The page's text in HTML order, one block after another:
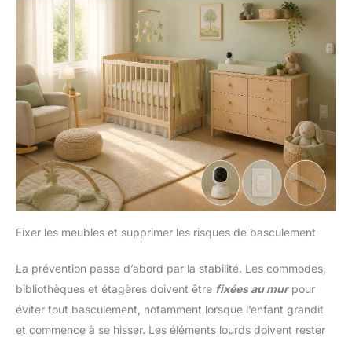
Fixer les meubles et supprimer les risques de basculement
La prévention passe d’abord par la stabilité. Les commodes,
bibliothèques et étagères doivent être fixées au murpour
éviter tout basculement, notamment lorsque l’enfant grandit
et commence à se hisser. Les éléments lourds doivent rester